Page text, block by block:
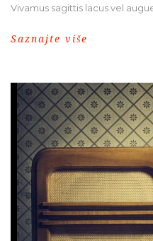
Vivamus sagittis lacus vel
Saznajte više